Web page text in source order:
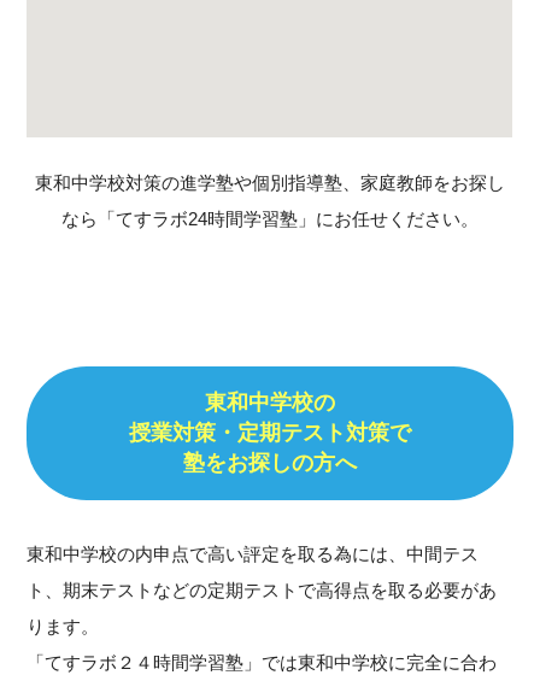
東和中学校対策の進学塾や個別指導塾、家庭教師をお探し
なら「てすラボ24時間学習塾」にお任せください。
東和中学校の
授業対策・定期テスト対策で
塾をお探しの方へ
東和中学校の内申点で高い評定を取る為には、中間テス
ト、期末テストなどの定期テストで高得点を取る必要があ
ります。
「てすラボ２４時間学習塾」では東和中学校に完全に合わ